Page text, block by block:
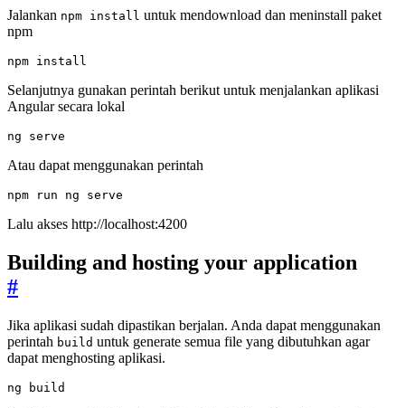
Jalankan npm install untuk mendownload dan meninstall paket
npm
npm install
Selanjutnya gunakan perintah berikut untuk menjalankan aplikasi
Angular secara lokal
ng serve
Atau dapat menggunakan perintah
npm run ng serve
Lalu akses http://localhost:4200
Building and hosting your application
#
Jika aplikasi sudah dipastikan berjalan. Anda dapat menggunakan
perintah build untuk generate semua file yang dibutuhkan agar
dapat menghosting aplikasi.
ng build